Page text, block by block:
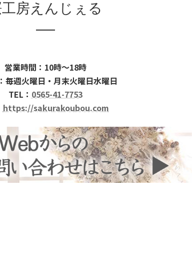
房えんじぇる
営業時間：10時～18時
毎週火曜日・月末火曜日水曜日
TEL： 0565-41-7753
https://sakurakoubou.com